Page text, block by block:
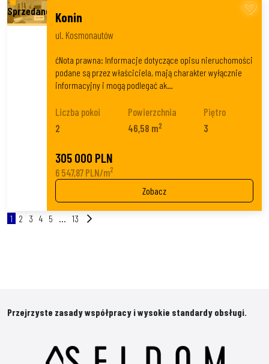
Konin
ul. Kosmonautów
ćNota prawna: Informacje dotyczące opisu nieruchomości
podane są przez właściciela, mają charakter wyłącznie
informacyjny i mogą podlegać ak…
Liczba pokoi
2
Powierzchnia
46,58 m2
Piętro
3
305 000 PLN
6 547,87 PLN/m2
Zobacz
1 2 3 4 5 13
Przejrzyste zasady współpracy i wysokie standardy obsługi.